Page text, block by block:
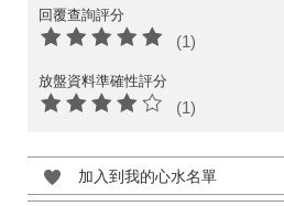
回覆查詢評分
(1)
放盤資料準確性評分
(1)
加入到我的心水名單